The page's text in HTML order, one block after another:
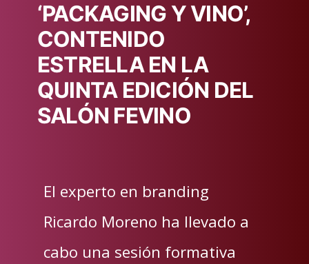
‘PACKAGING Y VINO’,
CONTENIDO
ESTRELLA EN LA
QUINTA EDICIÓN DEL
SALÓN FEVINO
El experto en branding
Ricardo Moreno ha llevado a
cabo una sesión formativa